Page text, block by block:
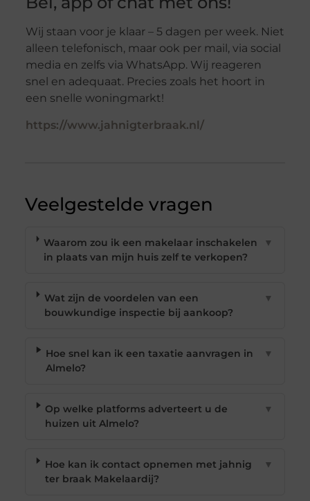
Wij staan voor je klaar – 5 dagen per week. Niet
alleen telefonisch, maar ook per mail, via social
media en zelfs via WhatsApp. Wij reageren
snel en adequaat. Precies zoals het hoort in
een snelle woningmarkt!
https://www.jahnigterbraak.nl/
Veelgestelde vragen
Waarom zou ik een makelaar inschakelen
in plaats van mijn huis zelf te verkopen?
▼
Wat zijn de voordelen van een
bouwkundige inspectie bij aankoop?
▼
Hoe snel kan ik een taxatie aanvragen in
Almelo?
▼
Op welke platforms adverteert u de
huizen uit Almelo?
▼
Hoe kan ik contact opnemen met jahnig
ter braak Makelaardij?
▼